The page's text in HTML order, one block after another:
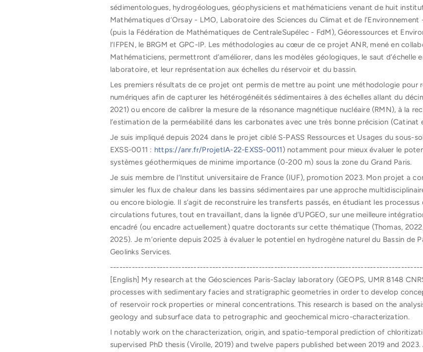
sédimentologues, hydrogéologues, géophysiciens et mathématiciens venant de huit
Mathématiques d’Orsay - LMO, Laboratoire des Sciences du Climat et de
(puis la Fédération de Mathématiques de CentraleSupélec - FdM), Géoressources et
l’IFPEN, le BRGM et GPC-IP. Les méthodologies au cœur de ce projet ANR, mené en
Mathématiciens, permettront d’améliorer, dans les modèles géologiques, le saut d’échelle
laboratoire, et leur représentation aux échelles du réservoir et du bassin.
Les premiers résultats de ce projet ont permis de mettre au point une méthodologie pour
numériques afin de capturer les hétérogénéités sédimentaires à des échelles allant du
2021) ou encore de calibrer la mesure de la résonance magnétique nucléaire (RMN), à la
l’estimation de la perméabilité dans les carbonates avec une très bonne précision (Catinat
Je suis impliqué depuis 2024 dans le projet ciblé S-PASS Ressources et Usages du sous-
EXSS-0011 : https://anr.fr/ProjetIA-22-EXSS-0011) notamment pour mieux évaluer le
systèmes géothermiques de minime importance (0-200 m) sous la zone du Grand Paris.
Je suis membre de l’Institut universitaire de France (IUF), promotion 2023. Mon projet a
simuler les flux de chaleur dans les bassins sédimentaires par une approche
ou encore biologie. Il s’agit de reconstruire les transferts passés, en étudiant les
circulations futures, tout en travaillant, dans la lignée d’UPGEO, sur une meilleure
encadré (ou encadre actuellement) quatre doctorants sur cette thématique (Thomas,
2025). Je m’oriente depuis 2025 à évaluer le potentiel en hydrogène naturel du Bassin de
Geolinks Services.
[English] My research at the Géosciences Paris-Saclay laboratory (GEOPS, UMR 8148
processes with sedimentary facies and stratigraphic geometries in order to develop
of reservoir rock properties or mineral concentrations. This research is based on the
geology and subsurface data to petrographic and geochemical micro-characterization.
I notably work on the characterization, origin, and spatio-temporal prediction of
supervised PhD thesis (Virolle, 2019) and twelve papers published between 2019 and